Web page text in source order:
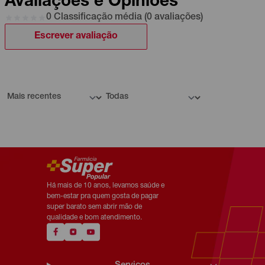
0 Classificação média (0 avaliações)
Escrever avaliação
Há mais de 10 anos, levamos saúde e
bem-estar pra quem gosta de pagar
super barato sem abrir mão de
qualidade e bom atendimento.